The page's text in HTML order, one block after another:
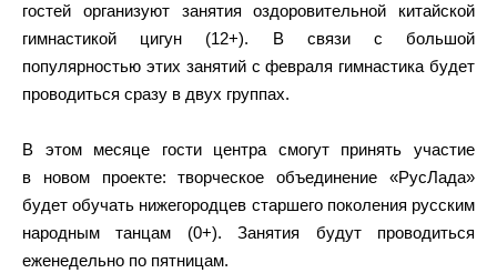
гостей организуют занятия оздоровительной китайской
гимнастикой цигун (12+). В связи с большой
популярностью этих занятий с февраля гимнастика будет
проводиться сразу в двух группах.
В этом месяце гости центра смогут принять участие
в новом проекте: творческое объединение «РусЛада»
будет обучать нижегородцев старшего поколения русским
народным танцам (0+). Занятия будут проводиться
еженедельно по пятницам.